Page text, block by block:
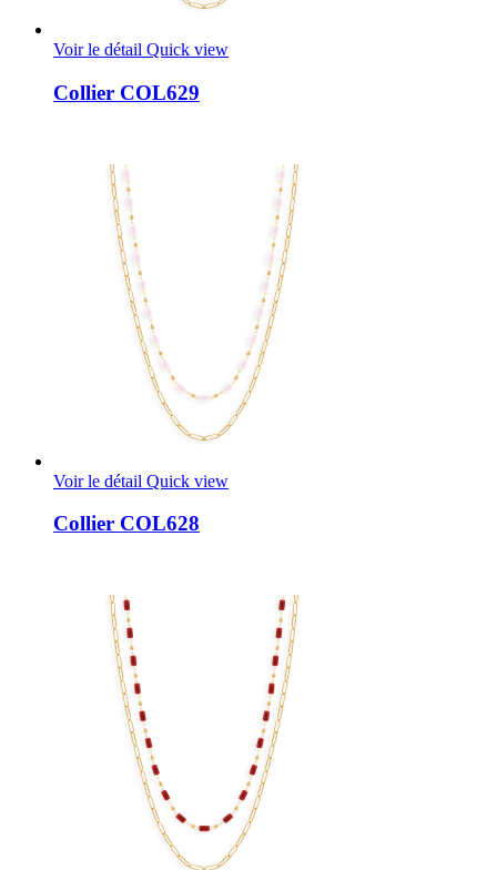
Voir le détail Quick view
Collier COL629
Voir le détail Quick view
Collier COL628